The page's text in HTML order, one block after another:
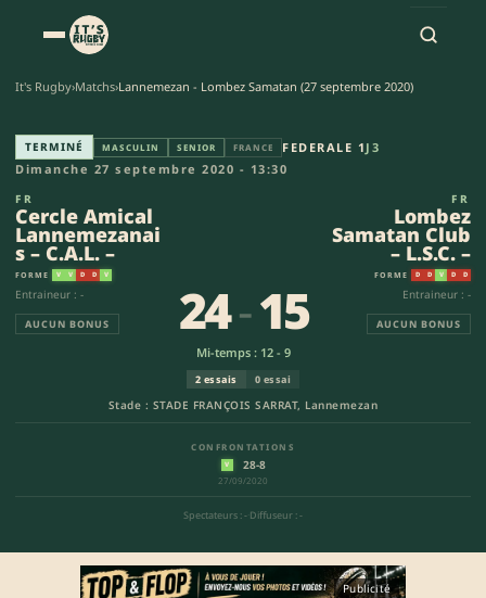
It's Rugby›Matchs›Lannemezan - Lombez Samatan (27 septembre 2020)
Cercle Amical Lannemezanais
TERMINÉ MASCULIN SENIOR FRANCE FEDERALE 1 J3
Dimanche 27 septembre 2020 - 13:30
FR
Cercle Amical
Lannemezanai
s – C.A.L. –
FORME V V D D V
Entraineur : -
AUCUN BONUS
Stade : STADE FRANÇOIS SARRAT, Lannemezan
24-15
Mi-temps : 12 - 9
2 essais 0 essai
CONFRONTATIONS
V 28-8
27/09/2020
Spectateurs : - Diffuseur : -
FR
Lombez
Samatan Club
– L.S.C. –
FORME D D V D D
Entraineur : -
AUCUN BONUS
Publicité